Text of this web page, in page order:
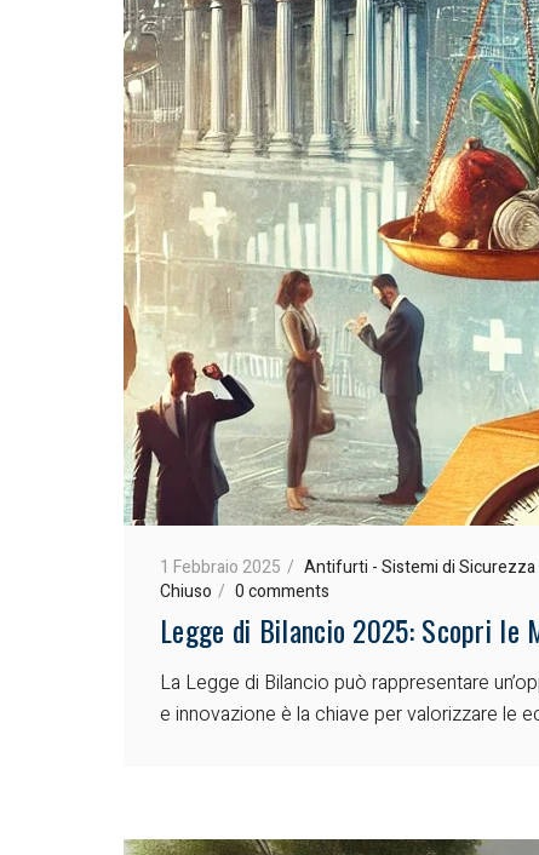
1 Febbraio 2025 Antifurti - Sistemi di Sicurezza
Chiuso
0 comments
Legge di Bilancio 2025: Scopri le
La Legge di Bilancio può rappresentare
e innovazione è la chiave per valorizzare le